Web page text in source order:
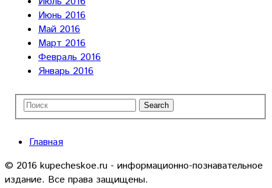
Июнь 2016
Май 2016
Март 2016
Февраль 2016
Январь 2016
Главная
© 2016 kupecheskoe.ru - информационно-познавательное
издание. Все права защищены.